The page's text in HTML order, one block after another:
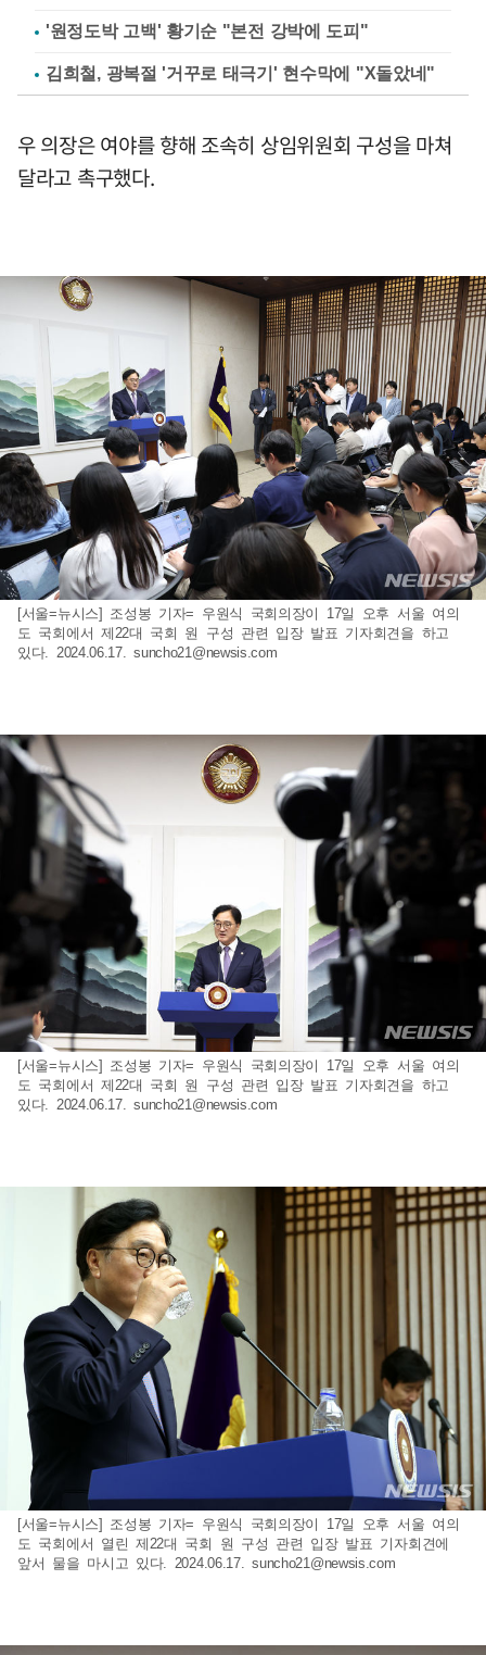
'원정도박 고백' 황기순 "본전 강박에 도피"
김희철, 광복절 '거꾸로 태극기' 현수막에 "X돌았네"
우 의장은 여야를 향해 조속히 상임위원회 구성을 마쳐
달라고 촉구했다.
[서울=뉴시스] 조성봉 기자= 우원식 국회의장이 17일 오후 서울 여의
도 국회에서 제22대 국회 원 구성 관련 입장 발표 기자회견을 하고
있다. 2024.06.17.suncho21@newsis.com
[서울=뉴시스] 조성봉 기자= 우원식 국회의장이 17일 오후 서울 여의
도 국회에서 제22대 국회 원 구성 관련 입장 발표 기자회견을 하고
있다. 2024.06.17.suncho21@newsis.com
[서울=뉴시스] 조성봉 기자= 우원식 국회의장이 17일 오후 서울 여의
도 국회에서 열린 제22대 국회 원 구성 관련 입장 발표 기자회견에
앞서 물을 마시고 있다. 2024.06.17.suncho21@newsis.com